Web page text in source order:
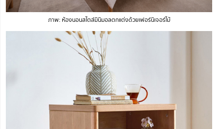
ภาพ: ห้องนอนสไตล์มินิมอลตกแต่งด้วยเฟอร์นิเจอร์ไม้